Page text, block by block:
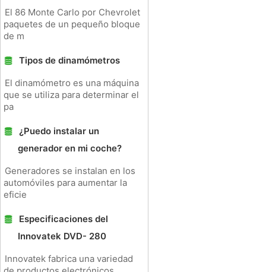
El 86 Monte Carlo por Chevrolet
paquetes de un pequeño bloque
de m
Tipos de dinamómetros
El dinamómetro es una máquina
que se utiliza para determinar el
pa
¿Puedo instalar un
generador en mi coche?
Generadores se instalan en los
automóviles para aumentar la
eficie
Especificaciones del
Innovatek DVD- 280
Innovatek fabrica una variedad